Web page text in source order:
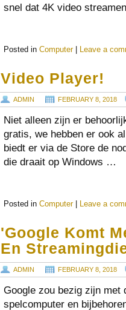
snel dat 4K video
Posted in Computer Leave a
Video Player!
ADMIN FEBRUARY 8, 2018
Niet alleen zijn er
gratis, we hebben er ook
biedt er via de Store de
die draait op Windows …
Posted in Computer Leave a
'Google Komt
En
ADMIN FEBRUARY 8, 2018
Google zou bezig zijn met
spelcomputer en